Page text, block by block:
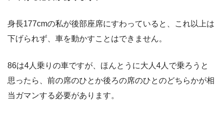
身長177cmの私が後部座席にすわっていると、これ以上は
下げられず、車を動かすことはできません。
86は4人乗りの車ですが、ほんとうに大人4人で乗ろうと
思ったら、前の席のひとか後ろの席のひとのどちらかが相
当ガマンする必要があります。